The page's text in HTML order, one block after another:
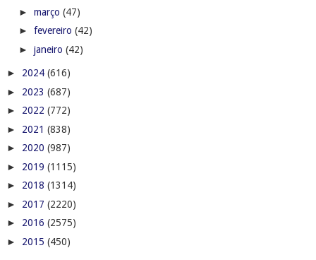
► março (47)
► fevereiro (42)
► janeiro (42)
► 2024 (616)
► 2023 (687)
► 2022 (772)
► 2021 (838)
► 2020 (987)
► 2019 (1115)
► 2018 (1314)
► 2017 (2220)
► 2016 (2575)
► 2015 (450)